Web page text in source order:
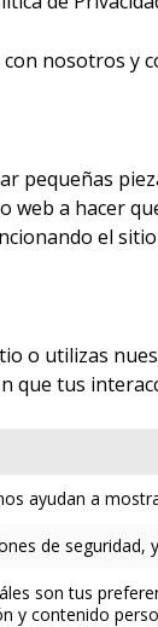
nosotros
pequeñas
a hacer
el
o utilizas
tus
ayudan a
de
son tus
y contenido